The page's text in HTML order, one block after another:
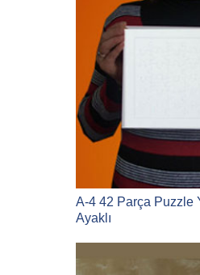
A-4 42 Parça Puzzle
Ayaklı